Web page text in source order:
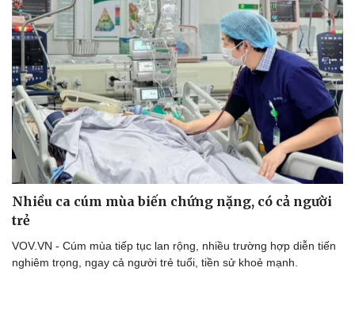
Nhiều ca cúm mùa biến chứng nặng, có cả người
trẻ
VOV.VN - Cúm mùa tiếp tục lan rộng, nhiều trường hợp diễn tiến
nghiêm trọng, ngay cả người trẻ tuổi, tiền sử khoẻ mạnh.